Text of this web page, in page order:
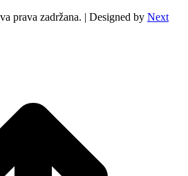
prava zadržana. | Designed by Next